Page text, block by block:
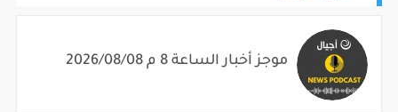
موجز أخبار الساعة 8 م 2026/08/08